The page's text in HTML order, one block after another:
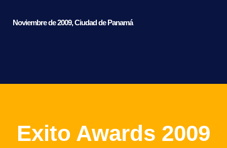
Noviembre de 2009, Ciudad de Panamá
Exito Awards 2009